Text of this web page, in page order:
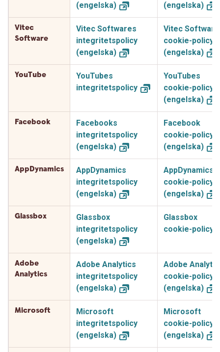
(engelska)
(engelska)
Vitec
Software
Vitec Softwares
integritetspolicy
(engelska)
Vitec
cookie-policy
(engelska)
YouTube
YouTubes
integritetspolicy
YouTubes
cookie-policy
(engelska)
Facebook
Facebooks
integritetspolicy
(engelska)
Facebook
cookie-policy
(engelska)
AppDynamics
AppDynamics
integritetspolicy
(engelska)
AppDynamics
cookie-policy
(engelska)
Glassbox
Glassbox
integritetspolicy
(engelska)
Glassbox
cookie-policy
Adobe
Analytics
Adobe Analytics
integritetspolicy
(engelska)
Adobe
cookie-policy
(engelska)
Microsoft
Microsoft
integritetspolicy
(engelska)
Microsoft
cookie-policy
(engelska)